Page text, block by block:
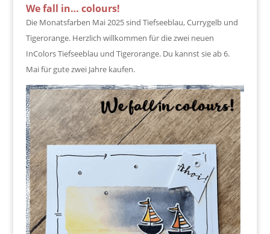
We fall in… colours!
Die Monatsfarben Mai 2025 sind Tiefseeblau, Currygelb und
Tigerorange. Herzlich willkommen für die zwei neuen
InColors Tiefseeblau und Tigerorange. Du kannst sie ab 6.
Mai für gute zwei Jahre kaufen.